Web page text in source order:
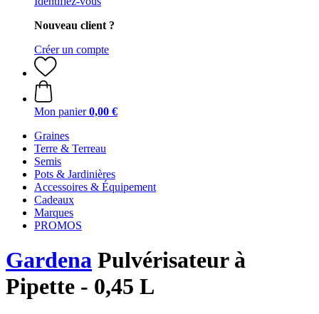
Nouveau client ?
Créer un compte
Mon panier 0,00 €
Graines
Terre & Terreau
Semis
Pots & Jardinières
Accessoires & Équipement
Cadeaux
Marques
PROMOS
Gardena Pulvérisateur à
Pipette - 0,45 L